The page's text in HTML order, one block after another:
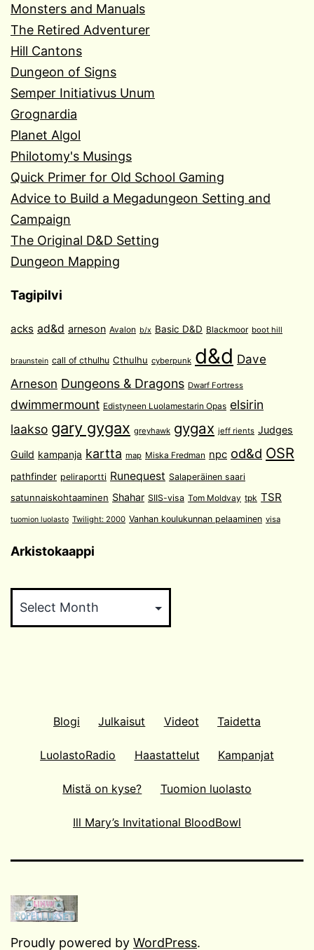
Monsters and Manuals
The Retired Adventurer
Hill Cantons
Dungeon of Signs
Semper Initiativus Unum
Grognardia
Planet Algol
Philotomy's Musings
Quick Primer for Old School Gaming
Advice to Build a Megadungeon Setting and
Campaign
The Original D&D Setting
Dungeon Mapping
Tagipilvi
acks ad&d arneson Avalon b/x Basic D&D Blackmoor boot hill
braunstein call of cthulhu Cthulhu cyberpunk d&d Dave
Arneson Dungeons & Dragons Dwarf Fortress
dwimmermount Edistyneen Luolamestarin Opas elsirin
laakso gary gygax greyhawk gygax jeff rients Judges
Guild kampanja kartta map Miska Fredman npc od&d OSR
pathfinder peliraportti Runequest Salaperäinen saari
satunnaiskohtaaminen Shahar SIIS-visa Tom Moldvay tpk TSR
tuomion luolasto Twilight: 2000 Vanhan koulukunnan pelaaminen visa
Arkistokaappi
Blogi Julkaisut Videot Taidetta
LuolastoRadio Haastattelut Kampanjat
Mistä on kyse? Tuomion luolasto
Ill Mary’s Invitational BloodBowl
Proudly powered by WordPress.